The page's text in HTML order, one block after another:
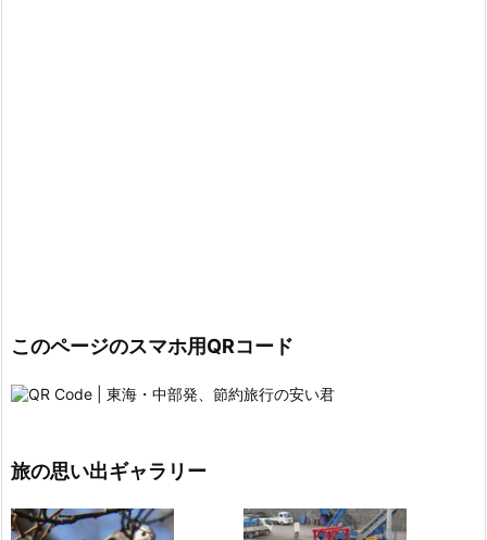
このページのスマホ用QRコード
旅の思い出ギャラリー